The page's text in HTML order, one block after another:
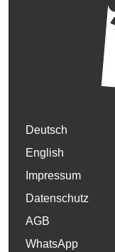
Deutsch
English
Impressum
Datenschutz
AGB
WhatsApp